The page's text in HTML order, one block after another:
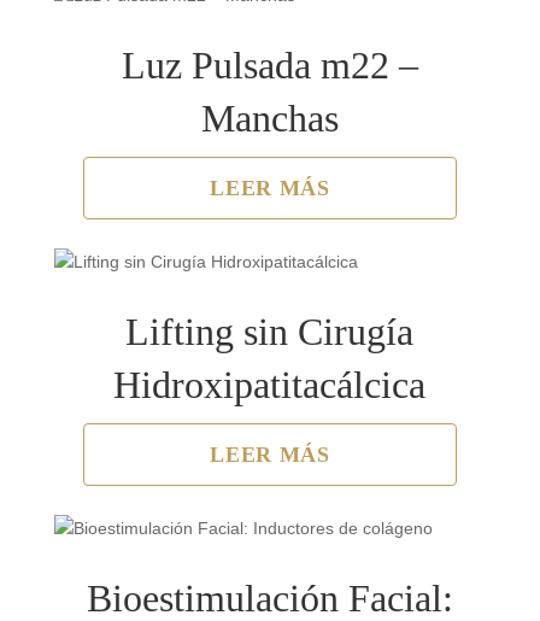
Luz Pulsada m22 –
Manchas
LEER MÁS
Lifting sin Cirugía
Hidroxipatitacálcica
LEER MÁS
Bioestimulación Facial: